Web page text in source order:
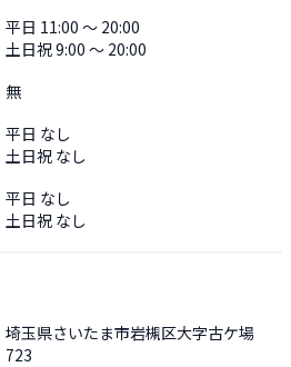
平日 11:00 〜 20:00
土日祝9:00 〜 20:00
無
平日 なし
土日祝 なし
平日 なし
土日祝 なし
埼玉県さいたま市岩槻区大字古ケ場
723